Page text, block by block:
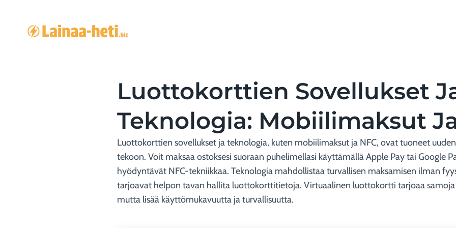
Luottokorttien Sovellukset
Teknologia: Mobiilimaksut
Luottokorttien sovellukset ja teknologia, kuten mobiilimaksut ja NFC, ovat tuoneet
tekoon. Voit maksaa ostoksesi suoraan puhelimellasi käyttämällä Apple Pay tai Google
hyödyntävät NFC-tekniikkaa. Teknologia mahdollistaa turvallisen maksamisen ilman
tarjoavat helpon tavan hallita luottokorttitietoja. Virtuaalinen luottokortti tarjoaa
mutta lisää käyttömukavuutta ja turvallisuutta.